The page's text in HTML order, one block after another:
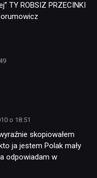
TY ROBSIZ PRZECINKI
o 18:51
skopiowałem
ja jestem Polak mały
odpowiadam w